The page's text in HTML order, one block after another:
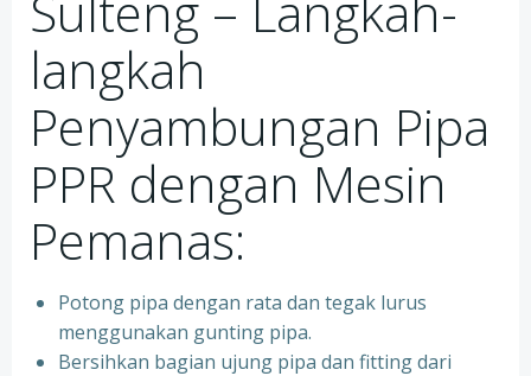
langkah
Penyambungan Pipa
PPR dengan Mesin
Pemanas:
Potong pipa dengan rata dan tegak lurus
menggunakan gunting pipa.
Bersihkan bagian ujung pipa dan fitting dari